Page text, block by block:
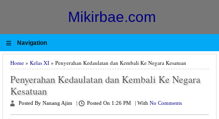
Mikirbae.com
≡ Navigation
Home » Kelas XI » Penyerahan Kedaulatan dan Kembali Ke Negara Kesatuan
Penyerahan Kedaulatan dan Kembali Ke Negara
Kesatuan
Posted By Nanang Ajim Posted On 1:26 PM With No Comments